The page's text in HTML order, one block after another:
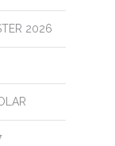
2026